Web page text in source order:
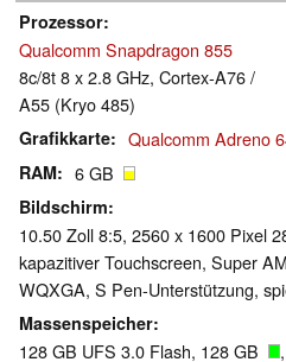
Prozessor
Qualcomm Snapdragon 855
8c/8t 8 x 2.8 GHz, Cortex-A76 /
A55 (Kryo 485)
Grafikkarte Qualcomm Adreno
RAM 6 GB
Bildschirm
10.50 Zoll 8:5, 2560 x 1600 Pixel
kapazitiver Touchscreen, Super
WQXGA, S Pen-Unterstützung,
Massenspeicher
128 GB UFS 3.0 Flash, 128 GB